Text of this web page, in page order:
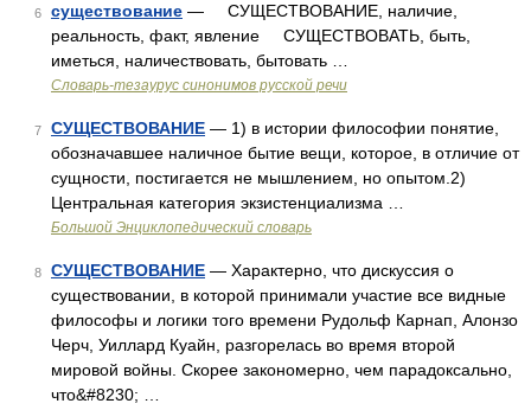
6 существование — СУЩЕСТВОВАНИЕ, наличие,
реальность, факт, явление СУЩЕСТВОВАТЬ, быть,
иметься, наличествовать, бытовать …
Словарь-тезаурус синонимов русской речи
7 СУЩЕСТВОВАНИЕ — 1) в истории философии понятие,
обозначавшее наличное бытие вещи, которое, в отличие от
сущности, постигается не мышлением, но опытом.2)
Центральная категория экзистенциализма …
Большой Энциклопедический словарь
8 СУЩЕСТВОВАНИЕ — Характерно, что дискуссия о
существовании, в которой принимали участие все видные
философы и логики того времени Рудольф Карнап, Алонзо
Черч, Уиллард Куайн, разгорелась во время второй
мировой войны. Скорее закономерно, чем парадоксально,
что&#8230; …